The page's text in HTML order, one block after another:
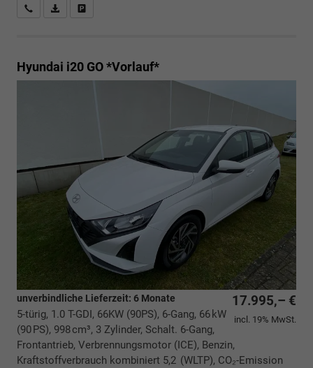
Rückrufbitte absenden
PDF-Datei, Fahrzeugexposé drucken
Hyundai i20 GO *Vorlauf*
17.995,– €
incl. 19% MwSt.
unverbindliche Lieferzeit: 6 Monate
5-türig, 1.0 T-GDI, 66KW (90PS), 6-Gang, 66 kW
(90 PS), 998 cm³, 3 Zylinder, Schalt. 6-Gang,
Frontantrieb, Verbrennungsmotor (ICE), Benzin,
Kraftstoffverbrauch kombiniert 5,2 (WLTP), CO₂-Emission